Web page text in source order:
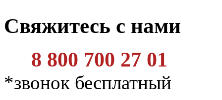
Свяжитесь с нами
8 800 700 27 01
*звонок бесплатный